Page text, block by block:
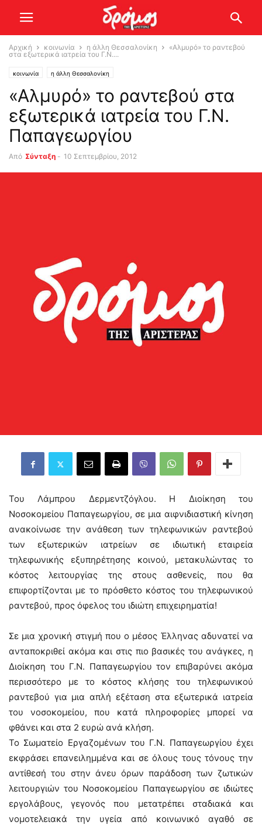
Αρχική κοινωνία η άλλη Θεσσαλονίκη
«Αλμυρό» το ραντεβού
στα εξωτερικά ιατρεία του Γ.Ν....
κοινωνία η άλλη Θεσσαλονίκη
«Αλμυρό» το ραντεβού στα
εξωτερικά ιατρεία του Γ.Ν.
Παπαγεωργίου
Από Σύνταξη - 10 Σεπτεμβρίου, 2012
Του Λάμπρου Δερμεντζόγλου. Η Διοίκηση του
Νοσοκομείου Παπαγεωργίου, σε μια αιφνιδιαστική κίνηση
ανακοίνωσε την ανάθεση των τηλεφωνικών ραντεβού
των εξωτερικών ιατρείων σε ιδιωτική εταιρεία
τηλεφωνικής εξυπηρέτησης κοινού, μετακυλώντας το
κόστος λειτουργίας της στους ασθενείς, που θα
επιφορτίζονται με το πρόσθετο κόστος του τηλεφωνικού
ραντεβού, προς όφελος του ιδιώτη επιχειρηματία!
Σε μια χρονική στιγμή που ο μέσος Έλληνας αδυνατεί να
ανταποκριθεί ακόμα και στις πιο βασικές του ανάγκες, η
Διοίκηση του Γ.Ν. Παπαγεωργίου τον επιβαρύνει ακόμα
περισσότερο με το κόστος κλήσης του τηλεφωνικού
ραντεβού για μια απλή εξέταση στα εξωτερικά ιατρεία
του νοσοκομείου, που κατά πληροφορίες μπορεί να
φθάνει και στα 2 ευρώ ανά κλήση.
Το Σωματείο Εργαζομένων του Γ.Ν. Παπαγεωργίου έχει
εκφράσει επανειλημμένα και σε όλους τους τόνους την
αντίθεσή του στην άνευ όρων παράδοση των ζωτικών
λειτουργιών του Νοσοκομείου Παπαγεωργίου σε ιδιώτες
εργολάβους, γεγονός που μετατρέπει σταδιακά και
νομοτελειακά την υγεία από κοινωνικό αγαθό σε